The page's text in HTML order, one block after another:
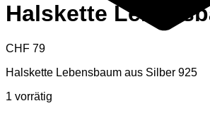
Halskette
CHF 79
Halskette Lebensbaum aus Silber 925
1 vorrätig